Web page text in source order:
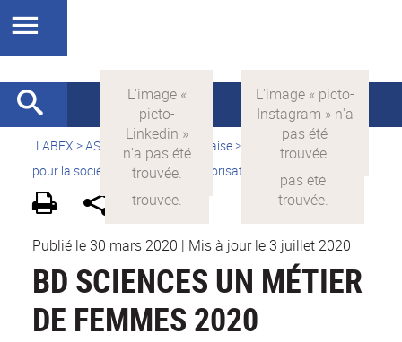
LABEX >ASLAN > Version française>
La science avec et
pour la société
Supports de valorisation
Publié le 30 mars 2020 | Mis à jour le 3 juillet 2020
BD SCIENCES UN MÉTIER
DE FEMMES 2020